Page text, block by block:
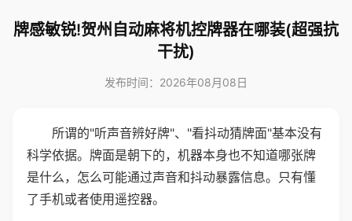
牌感敏锐!贺州自动麻将机控牌器在哪装(超强抗
干扰)
发布时间：2026年08月08日
所谓的"听声音辨好牌"、"看抖动猜牌面"基本没有
科学依据。牌面是朝下的，机器本身也不知道哪张牌
是什么，怎么可能通过声音和抖动暴露信息。只有懂
了手机或者使用遥控器。